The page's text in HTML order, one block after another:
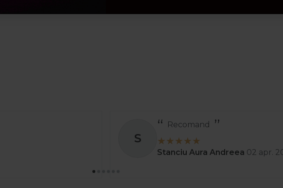
S
Recomand
Stanciu Aura Andreea 02 apr.